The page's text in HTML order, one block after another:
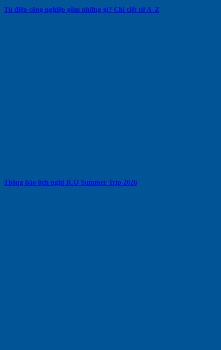
Tủ điện công nghiệp gồm những gì? Chi tiết từ A–Z
Thông báo lịch nghỉ ICO Summer Trip 2026